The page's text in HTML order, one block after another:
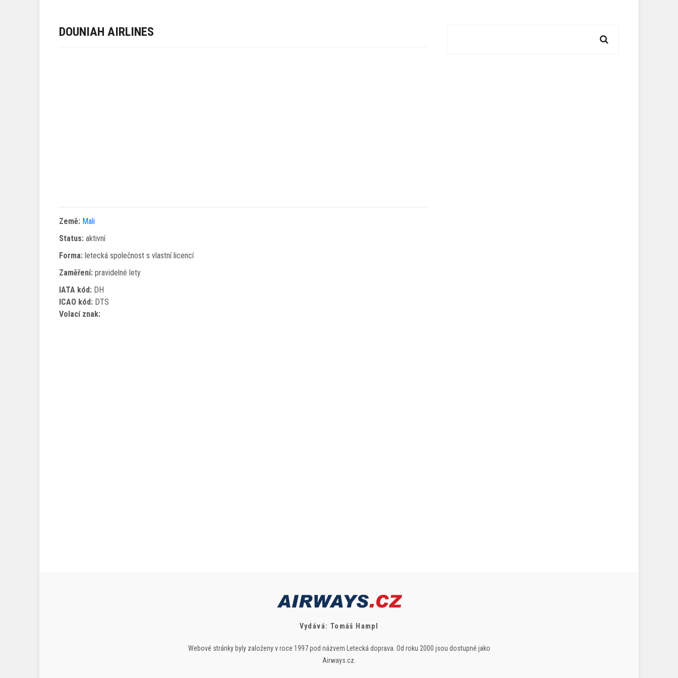
DOUNIAH AIRLINES
Země: Mali
Status: aktivní
Forma: letecká společnost s vlastní licencí
Zaměření: pravidelné lety
IATA kód: DH
ICAO kód: DTS
Volací znak:
Vydává: Tomáš Hampl
Webové stránky byly založeny v roce 1997 pod názvem Letecká doprava. Od roku 2000 jsou dostupné jako
Airways.cz.